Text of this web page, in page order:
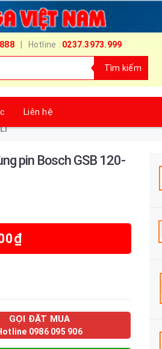
| Hotline : 0237.3973.999
Tìm kiếm
Liên hệ
pin Bosch GSB 120-
GỌI ĐẶT MUA
0986 095 906